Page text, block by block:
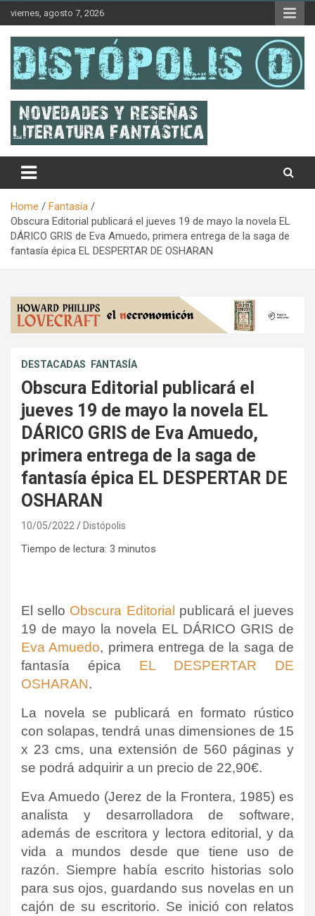
content
viernes, agosto 7, 2026
Distópolis
Home
Fantasía
Obscura Editorial publicará el jueves 19 de mayo la novela EL
DÁRICO GRIS de Eva Amuedo, primera entrega de la saga de
fantasía épica EL DESPERTAR DE OSHARAN
DESTACADAS FANTASÍA
Obscura Editorial publicará el
jueves 19 de mayo la novela EL
DÁRICO GRIS de Eva Amuedo,
primera entrega de la saga de
fantasía épica EL DESPERTAR DE
OSHARAN
10/05/2022 Distópolis
Tiempo de lectura: 3 minutos
El sello Obscura Editorial publicará el jueves
19 de mayo la novela EL DÁRICO GRIS de
Eva Amuedo, primera entrega de la saga de
fantasía épica EL DESPERTAR DE
OSHARAN.
La novela se publicará en formato rústico
con solapas, tendrá unas dimensiones de 15
x 23 cms, una extensión de 560 páginas y
se podrá adquirir a un precio de 22,90€.
Eva Amuedo (Jerez de la Frontera, 1985) es
analista y desarrolladora de software,
además de escritora y lectora editorial, y da
vida a mundos desde que tiene uso de
razón. Siempre había escrito historias solo
para sus ojos, guardando sus novelas en un
cajón de su escritorio. Se inició con relatos